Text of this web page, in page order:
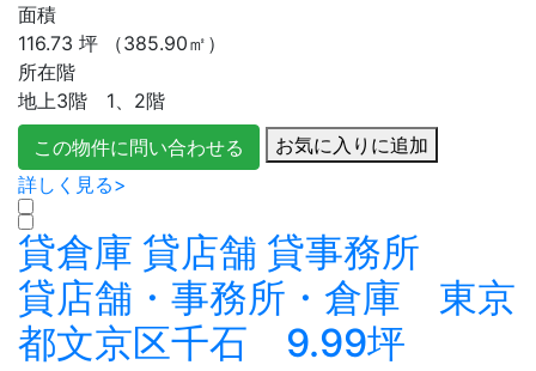
面積
116.73 坪 （385.90㎡）
所在階
地上3階 1、2階
この物件に問い合わせる
お気に入りに追加
詳しく見る>
貸倉庫 貸店舗 貸事務所
貸店舗・事務所・倉庫 東京
都文京区千石 9.99坪